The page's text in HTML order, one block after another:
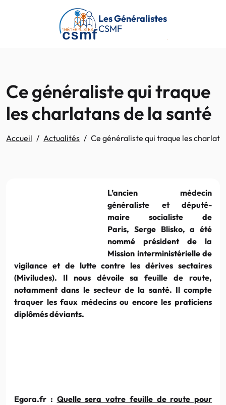
Passer au contenu principal
Les Généralistes
CSMF
Ce généraliste qui traque
les charlatans de la santé
Accueil Actualités Ce généraliste qui traque les
L’ancien médecin
généraliste et député-
maire socialiste de
Paris, Serge Blisko, a été
nommé président de la
Mission interministérielle de
vigilance et de lutte contre les dérives sectaires
(Miviludes). Il nous dévoile sa feuille de route,
notamment dans le secteur de la santé. Il compte
traquer les faux médecins ou encore les praticiens
diplômés déviants.
Egora.fr : Quelle sera votre feuille de route pour